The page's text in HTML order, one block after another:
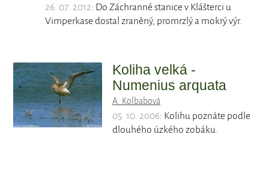
26. 07. 2012: Do Záchranné stanice v Klášterci u
Vimperkase dostal zraněný, promrzlý a mokrý výr.
Koliha velká -
Numenius arquata
A. Kolbabová
05. 10. 2006: Kolihu poznáte podle
dlouhého úzkého zobáku.